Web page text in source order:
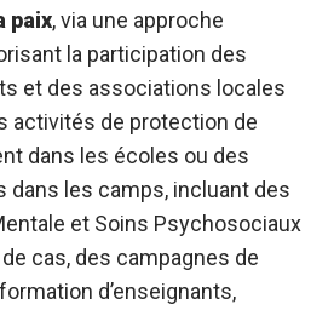
paix, via une approche
la participation des
et des associations locales
activités de protection de
dans les écoles ou des
dans les camps, incluant des
et Soins Psychosociaux
cas, des campagnes de
d’enseignants,